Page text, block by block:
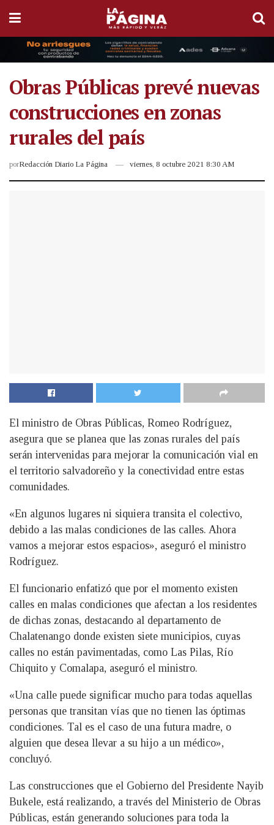
Obras Públicas prevé nuevas
construcciones en zonas
rurales del país
porRedacción Diario La Página viernes, 8 octubre 2021 8:30 AM
El ministro de Obras Públicas, Romeo Rodríguez,
asegura que se planea que las zonas rurales del país
serán intervenidas para mejorar la comunicación vial en
el territorio salvadoreño y la conectividad entre estas
comunidades.
«En algunos lugares ni siquiera transita el colectivo,
debido a las malas condiciones de las calles. Ahora
vamos a mejorar estos espacios», aseguró el ministro
Rodríguez.
El funcionario enfatizó que por el momento existen
calles en malas condiciones que afectan a los residentes
de dichas zonas, destacando al departamento de
Chalatenango donde existen siete municipios, cuyas
calles no están pavimentadas, como Las Pilas, Río
Chiquito y Comalapa, aseguró el ministro.
«Una calle puede significar mucho para todas aquellas
personas que transitan vías que no tienen las óptimas
condiciones. Tal es el caso de una futura madre, o
alguien que desea llevar a su hijo a un médico»,
concluyó.
Las construcciones que el Gobierno del Presidente Nayib
Bukele, está realizando, a través del Ministerio de Obras
Públicas, están generando soluciones para toda la